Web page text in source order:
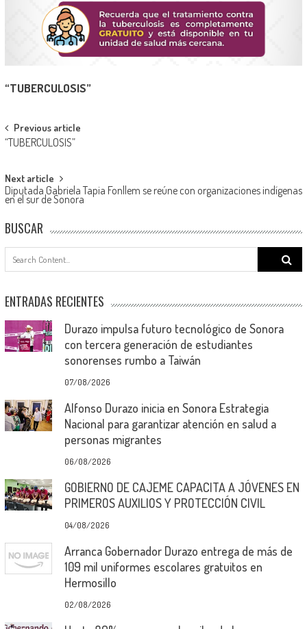
“TUBERCULOSIS”
Post
navigation
Previous article
“TUBERCULOSIS”
Next article
Diputada Gabriela Tapia Fonllem se reúne con organizaciones indígenas
en el sur de Sonora
BUSCAR
Search
for:
ENTRADAS RECIENTES
Durazo impulsa futuro tecnológico de Sonora
con tercera generación de estudiantes
sonorenses rumbo a Taiwán
07/08/2026
Alfonso Durazo inicia en Sonora Estrategia
Nacional para garantizar atención en salud a
personas migrantes
06/08/2026
GOBIERNO DE CAJEME CAPACITA A JÓVENES EN
PRIMEROS AUXILIOS Y PROTECCIÓN CIVIL
04/08/2026
Arranca Gobernador Durazo entrega de más de
109 mil uniformes escolares gratuitos en
Hermosillo
02/08/2026